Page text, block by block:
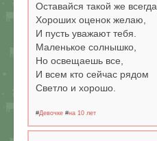
Оставайся такой же всегда,
Хороших оценок желаю,
И пусть уважают тебя.
Маленькое солнышко,
Но освещаешь все,
И всем кто сейчас рядом
Светло и хорошо.
#Девочке #на 10 лет